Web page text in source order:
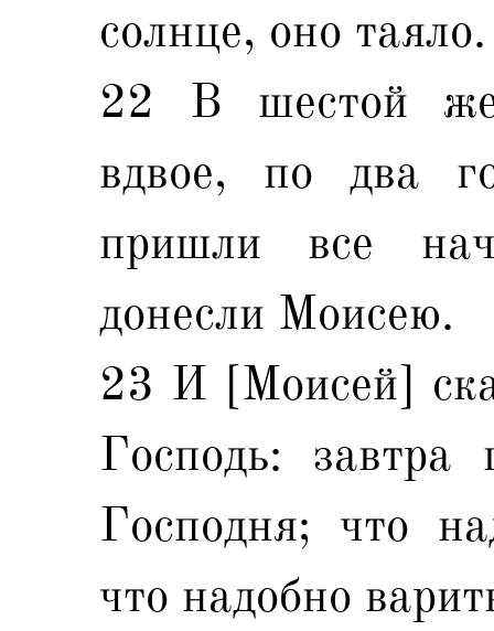
солнце, оно таяло.
22 В шестой же
вдвое, по два
пришли все
донесли Моисею.
23 И [Моисей]
Господь: завтра
Господня; что
что надобно